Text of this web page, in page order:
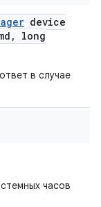
device
,
long
в случае
часов